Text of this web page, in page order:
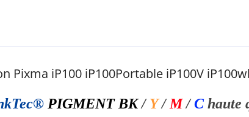
Pixma iP100 iP100Portable iP100V
PIGMENT BK/Y/M/Chaute